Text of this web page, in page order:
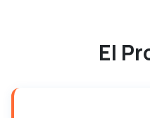
El